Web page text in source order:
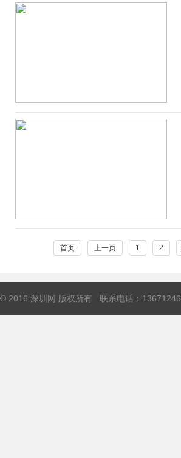
首页 上一页 1 2
© 2016 深圳网 版权所有 联系电话：